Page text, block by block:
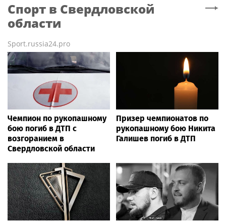
Спорт в Свердловской
области
Sport.russia24.pro
Чемпион по рукопашному
бою погиб в ДТП с
возгоранием в
Свердловской области
Призер чемпионатов по
рукопашному бою Никита
Галишев погиб в ДТП